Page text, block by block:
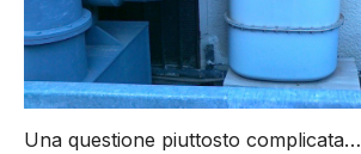
Una questione piuttosto complicata…